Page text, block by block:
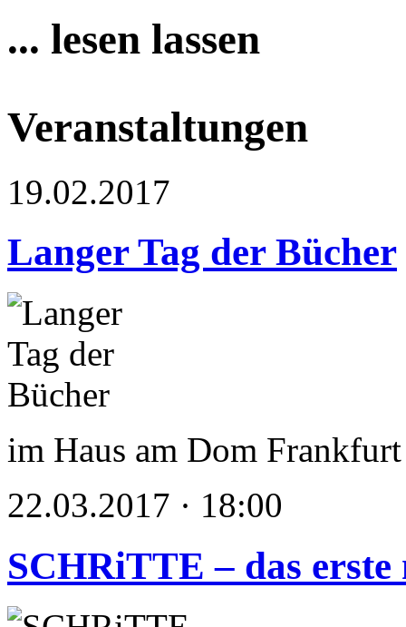
... lesen lassen
Veranstaltungen
19.02.2017
Langer Tag der Bücher
im Haus am Dom
22.03.2017 · 18:00
SCHRiTTE – das erste